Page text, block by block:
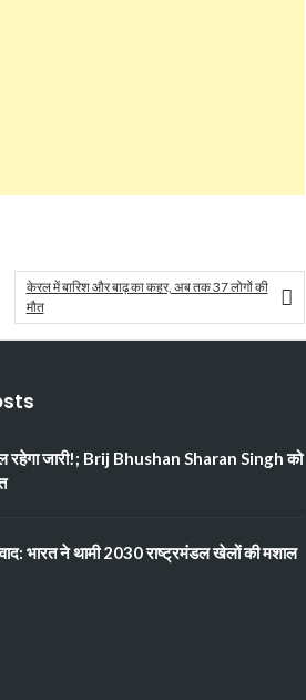
केरल में बारिश और बाढ़ का कहर, अब तक 37 लोगों की
मौत
रहेगा जारी!; Brij Bhushan Sharan Singh को
भारत ने थामी 2030 राष्ट्रमंडल खेलों की मशाल